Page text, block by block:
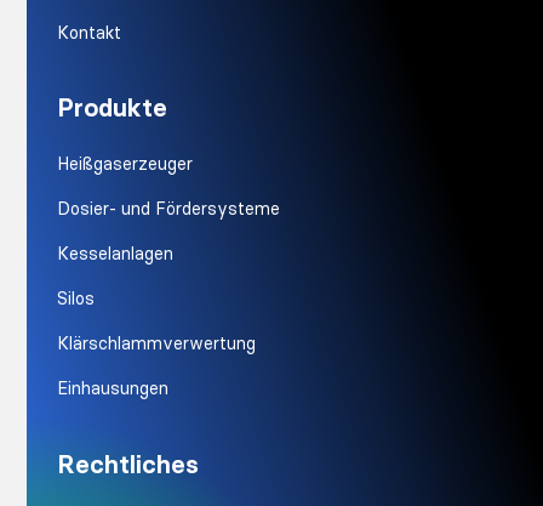
Kontakt
Produkte
Heißgaserzeuger
Dosier- und Fördersysteme
Kesselanlagen
Silos
Klärschlammverwertung
Einhausungen
Rechtliches